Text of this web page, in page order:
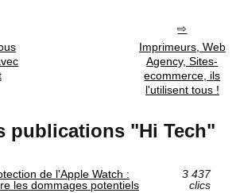
Imprimeurs, Web
Agency, Sites-
ecommerce, ils
l'utilisent tous !
publications "Hi Tech"
de l'Apple Watch :
les dommages potentiels
3 437
clics